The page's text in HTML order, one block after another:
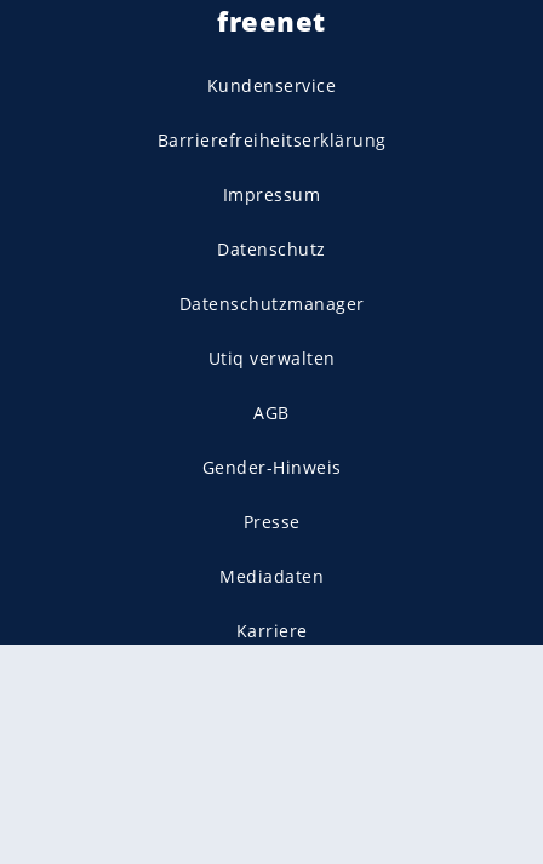
freenet
Kundenservice
Barrierefreiheitserklärung
Impressum
Datenschutz
Datenschutzmanager
Utiq verwalten
AGB
Gender-Hinweis
Presse
Mediadaten
Karriere